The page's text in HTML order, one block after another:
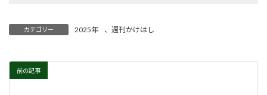
カテゴリー 2025年 、 週刊かけはし
前の記事